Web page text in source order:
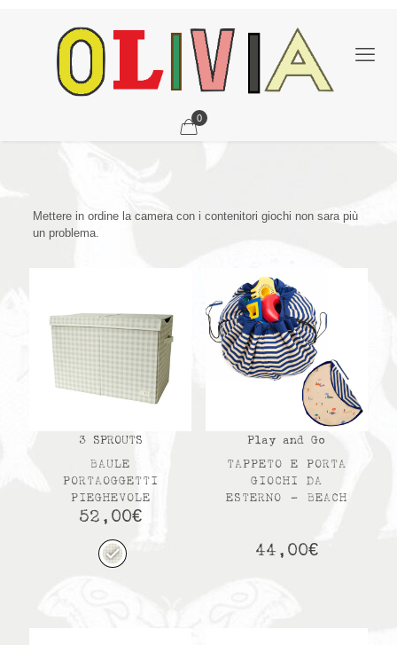
0
Mettere in ordine la camera con i contenitori giochi non sara più
un problema.
3 SPROUTS
BAULE
PORTAOGGETTI
PIEGHEVOLE
52,00€
Play and Go
TAPPETO E PORTA
GIOCHI DA
ESTERNO – BEACH
44,00€